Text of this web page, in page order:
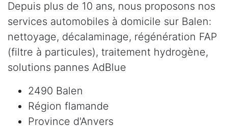
Depuis plus de 10 ans, nous proposons nos
services automobiles à domicile sur Balen:
nettoyage, décalaminage, régénération FAP
(filtre à particules), traitement hydrogène,
solutions pannes AdBlue
2490 Balen
Région flamande
Province d'Anvers